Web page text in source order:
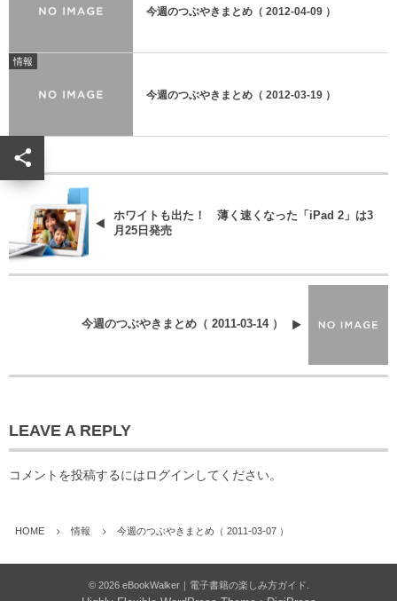
今週のつぶやきまとめ（ 2012-04-09 ）
情報
今週のつぶやきまとめ（ 2012-03-19 ）
ホワイトも出た！ 薄く速くなった「iPad 2」は3
月25日発売
今週のつぶやきまとめ（ 2011-03-14 ）
LEAVE A REPLY
コメントを投稿するにはログイン してください。
HOME 情報 今週のつぶやきまとめ（ 2011-03-07 ）
© 2026 eBookWalker｜電子書籍の楽しみ方ガイド